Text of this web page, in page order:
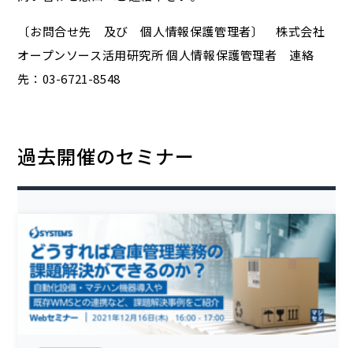
〔お問合せ先 及び 個人情報保護管理者〕 株式会社
オープンソース活用研究所 個人情報保護管理者 連絡
先：03-6721-8548
過去開催のセミナー